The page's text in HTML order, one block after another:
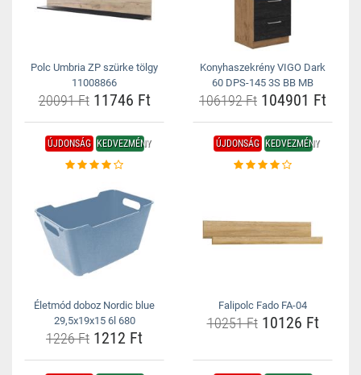
Polc Umbria ZP szürke tölgy
11008866
20091 Ft11746 Ft
Konyhaszekrény VIGO Dark
60 DPS-145 3S BB MB
106192 Ft 104901 Ft
ÚJDONSÁG KEDVEZMÉNY
Életmód doboz Nordic blue
29,5x19x15 6l 680
1226 Ft 1212 Ft
ÚJDONSÁG KEDVEZMÉNY
Falipolc Fado FA-04
10251 Ft10126 Ft